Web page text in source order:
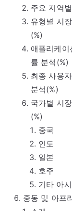
주요 지역
유형별 시
(%)
애플리케
률 분석(%)
최종 사용
분석(%)
국가별 시
(%)
중국
인도
일본
호주
기타 아
중동 및 아프